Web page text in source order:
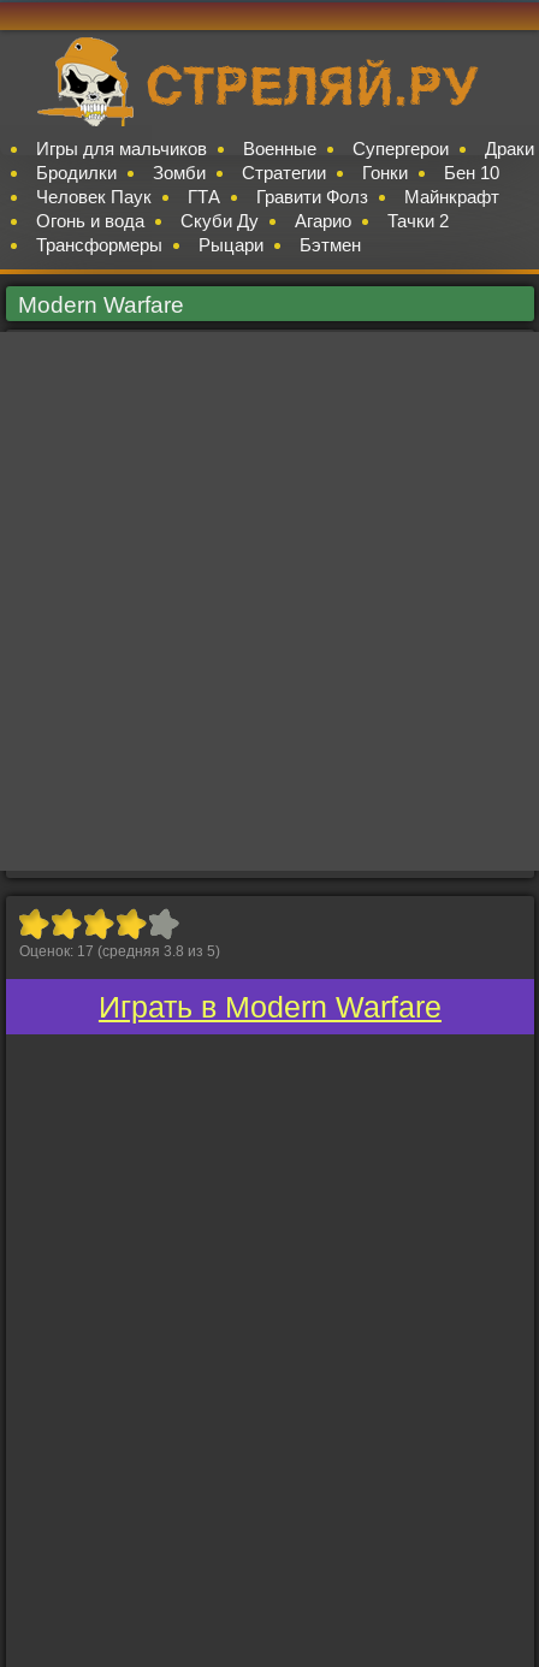
Игры для мальчиков Военные Супергерои
Драки
Бродилки
Зомби Стратегии Гонки
Бен 10
Человек Паук
ГТА Гравити Фолз
Майнкрафт
Огонь и вода
Скуби Ду Агарио
Тачки 2
Трансформеры
Рыцари Бэтмен
Modern Warfare
Оценок: 17 (средняя 3.8 из 5)
Играть в Modern Warfare